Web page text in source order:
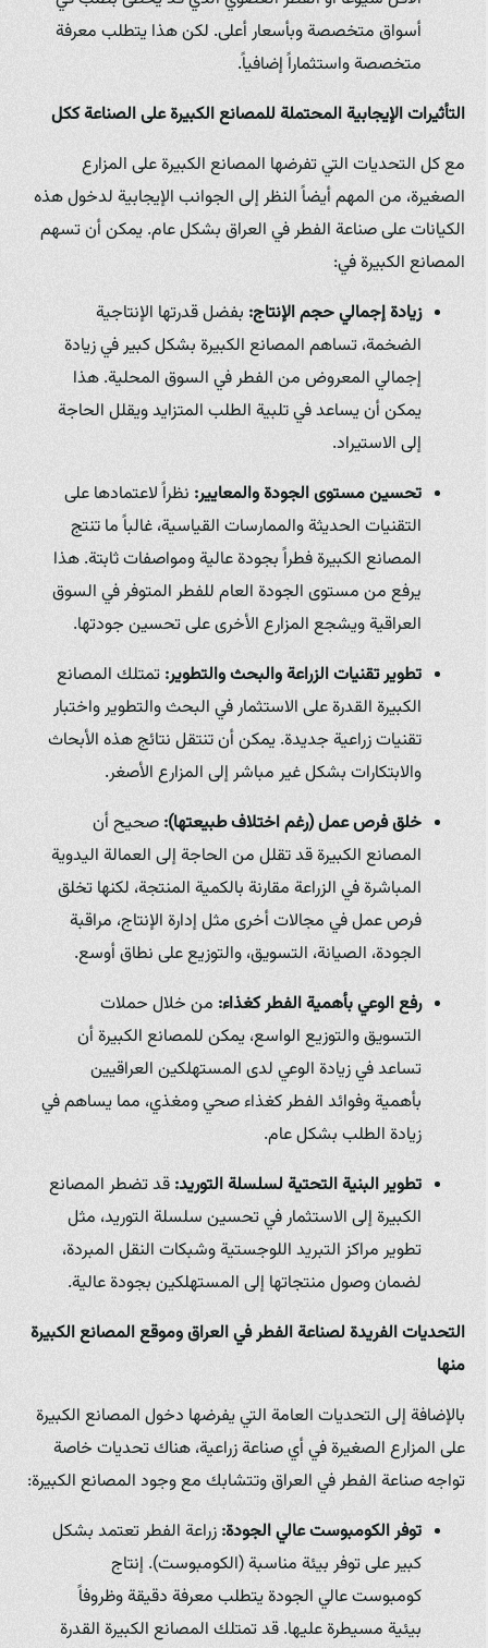
أسواق متخصصة وبأسعار أعلى. لكن هذا يتطلب معرفة
متخصصة واستثماراً إضافياً.
التأثيرات الإيجابية المحتملة للمصانع الكبيرة على الصناعة ككل
مع كل التحديات التي تفرضها المصانع الكبيرة على المزارع
الصغيرة، من المهم أيضاً النظر إلى الجوانب الإيجابية لدخول هذه
الكيانات على صناعة الفطر في العراق بشكل عام. يمكن أن تسهم
المصانع الكبيرة في:
زيادة إجمالي حجم الإنتاج:بفضل قدرتها الإنتاجية
الضخمة، تساهم المصانع الكبيرة بشكل كبير في زيادة
إجمالي المعروض من الفطر في السوق المحلية. هذا
يمكن أن يساعد في تلبية الطلب المتزايد ويقلل الحاجة
إلى الاستيراد.
تحسين مستوى الجودة والمعايير:نظراً لاعتمادها على
التقنيات الحديثة والممارسات القياسية، غالباً ما تنتج
المصانع الكبيرة فطراً بجودة عالية ومواصفات ثابتة. هذا
يرفع من مستوى الجودة العام للفطر المتوفر في السوق
العراقية ويشجع المزارع الأخرى على تحسين جودتها.
تطوير تقنيات الزراعة والبحث والتطوير:تمتلك المصانع
الكبيرة القدرة على الاستثمار في البحث والتطوير واختبار
تقنيات زراعية جديدة. يمكن أن تنتقل نتائج هذه الأبحاث
والابتكارات بشكل غير مباشر إلى المزارع الأصغر.
خلق فرص عمل (رغم اختلاف طبيعتها):صحيح أن
المصانع الكبيرة قد تقلل من الحاجة إلى العمالة اليدوية
المباشرة في الزراعة مقارنة بالكمية المنتجة، لكنها تخلق
فرص عمل في مجالات أخرى مثل إدارة الإنتاج، مراقبة
الجودة، الصيانة، التسويق، والتوزيع على نطاق أوسع.
رفع الوعي بأهمية الفطر كغذاء:من خلال حملات
التسويق والتوزيع الواسع، يمكن للمصانع الكبيرة أن
تساعد في زيادة الوعي لدى المستهلكين العراقيين
بأهمية وفوائد الفطر كغذاء صحي ومغذي، مما يساهم في
زيادة الطلب بشكل عام.
تطوير البنية التحتية لسلسلة التوريد:قد تضطر المصانع
الكبيرة إلى الاستثمار في تحسين سلسلة التوريد، مثل
تطوير مراكز التبريد اللوجستية وشبكات النقل المبردة،
لضمان وصول منتجاتها إلى المستهلكين بجودة عالية.
التحديات الفريدة لصناعة الفطر في العراق وموقع المصانع الكبيرة
منها
بالإضافة إلى التحديات العامة التي يفرضها دخول المصانع الكبيرة
على المزارع الصغيرة في أي صناعة زراعية، هناك تحديات خاصة
تواجه صناعة الفطر في العراق وتتشابك مع وجود المصانع الكبيرة:
توفر الكومبوست عالي الجودة:زراعة الفطر تعتمد بشكل
كبير على توفر بيئة مناسبة (الكومبوست). إنتاج
كومبوست عالي الجودة يتطلب معرفة دقيقة وظروفاً
بيئية مسيطرة عليها. قد تمتلك المصانع الكبيرة القدرة